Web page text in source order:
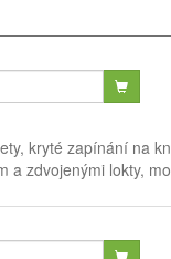
kryté zapínání na
a zdvojenými lokty,